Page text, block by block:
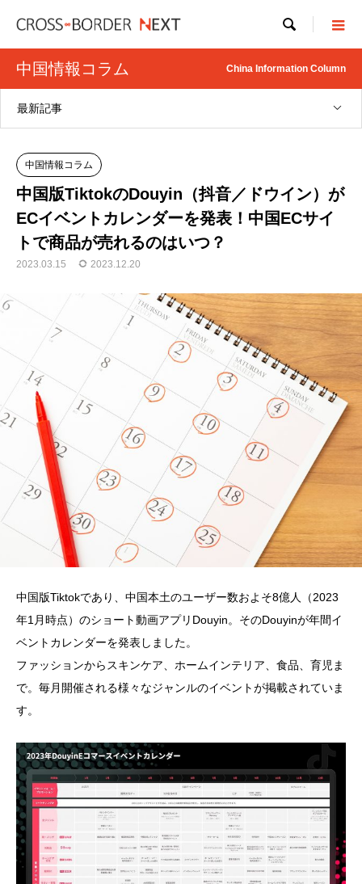

中国情報コラム China Information Column
最新記事
中国情報コラム
中国版TiktokのDouyin（抖音／ドウイン）が
ECイベントカレンダーを発表！中国ECサイ
トで商品が売れるのはいつ？
2023.03.15 2023.12.20
中国版Tiktokであり、中国本土のユーザー数およそ8億人（2023
年1月時点）のショート動画アプリDouyin。そのDouyinが年間イ
ベントカレンダーを発表しました。
ファッションからスキンケア、ホームインテリア、食品、育児ま
で。毎月開催される様々なジャンルのイベントが掲載されていま
す。